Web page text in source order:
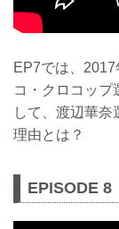
EP7では、
コ・クロコップ
して、渡辺華
理由とは？
EPISODE 8